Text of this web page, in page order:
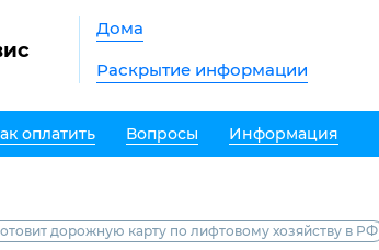
Дома
Раскрытие информации
оплатить Вопросы Информация
дорожную карту по лифтовому хозяйству в РФ